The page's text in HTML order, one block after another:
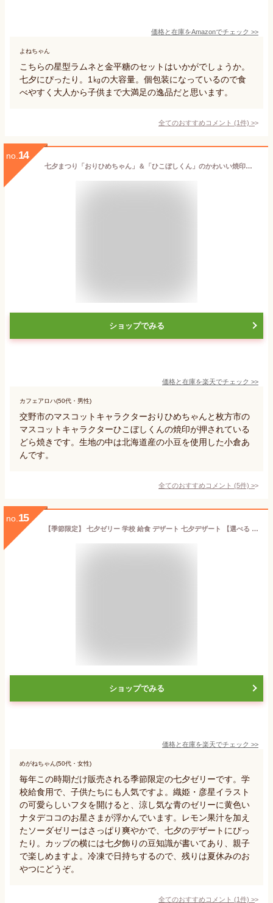
価格と在庫をAmazonでチェック >>
よねちゃん
こちらの星型ラムネと金平糖のセットはいかがでしょうか。
七夕にぴったり。1㎏の大容量。個包装になっているので食
べやすく大人から子供まで大満足の逸品だと思います。
全てのおすすめコメント (1件) >
no. 14
七夕まつり「おりひめちゃん」＆「ひこぼしくん」のかわいい焼印入りどら焼き『暁』小倉あん 老舗 天の川 織姫 彦星 七夕伝説 たなばた 7月7日 和菓子 お菓子 おかし 個包装 プチギフト 可愛い 祖父母 孫 子供 子供会 老人ホーム 景品 販促
ショップでみる
価格と在庫を楽天でチェック >>
カフェアロハ(50代・男性)
交野市のマスコットキャラクターおりひめちゃんと枚方市の
マスコットキャラクターひこぼしくんの焼印が押されている
どら焼きです。生地の中は北海道産の小豆を使用した小倉あ
んです。
全てのおすすめコメント (5件) >
no. 15
【季節限定】 七夕ゼリー 学校 給食 デザート 七夕デザート 【選べる 星のソーダゼリー 35g または 天の川ゼリー 44g 】1箱40ヶ入 紙スプーン個数分付 ／ まとめ買い 冷凍 バラ詰め 業務用 七夕 たなばた 行事食 行事メニュー お取り寄せ
ショップでみる
価格と在庫を楽天でチェック >>
めがねちゃん(50代・女性)
毎年この時期だけ販売される季節限定の七夕ゼリーです。学
校給食用で、子供たちにも人気ですよ。織姫・彦星イラスト
の可愛らしいフタを開けると、涼し気な青のゼリーに黄色い
ナタデココのお星さまが浮かんでいます。レモン果汁を加え
たソーダゼリーはさっぱり爽やかで、七夕のデザートにぴっ
たり。カップの横には七夕飾りの豆知識が書いてあり、親子
で楽しめますよ。冷凍で日持ちするので、残りは夏休みのお
やつにどうぞ。
全てのおすすめコメント (1件) >